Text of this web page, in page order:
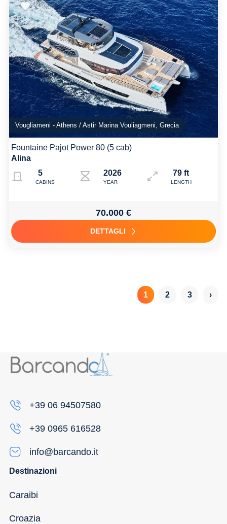
Vougliameni - Athens / Astir Marina Vouliagmeni, Grecia
Fountaine Pajot Power 80 (5 cab)
Alina
5
CABINS
2026
YEAR
79 ft
LENGTH
70.000 €
DETTAGLI
1 2 3 ›
+39 06 94507580
+39 0965 616528
info@barcando.it
Destinazioni
Caraibi
Croazia